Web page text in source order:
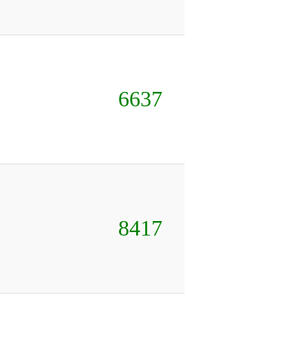
6637
8417